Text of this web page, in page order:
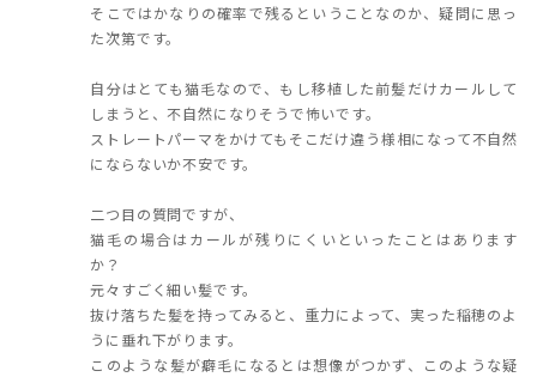
そこではかなりの確率で残るということなのか、疑問に思っ
た次第です。
自分はとても猫毛なので、もし移植した前髪だけカールして
しまうと、不自然になりそうで怖いです。
ストレートパーマをかけてもそこだけ違う様相になって不自然
にならないか不安です。
二つ目の質問ですが、
猫毛の場合はカールが残りにくいといったことはあります
か？
元々すごく細い髪です。
抜け落ちた髪を持ってみると、重力によって、実った稲穂のよ
うに垂れ下がります。
このような髪が癖毛になるとは想像がつかず、このような疑